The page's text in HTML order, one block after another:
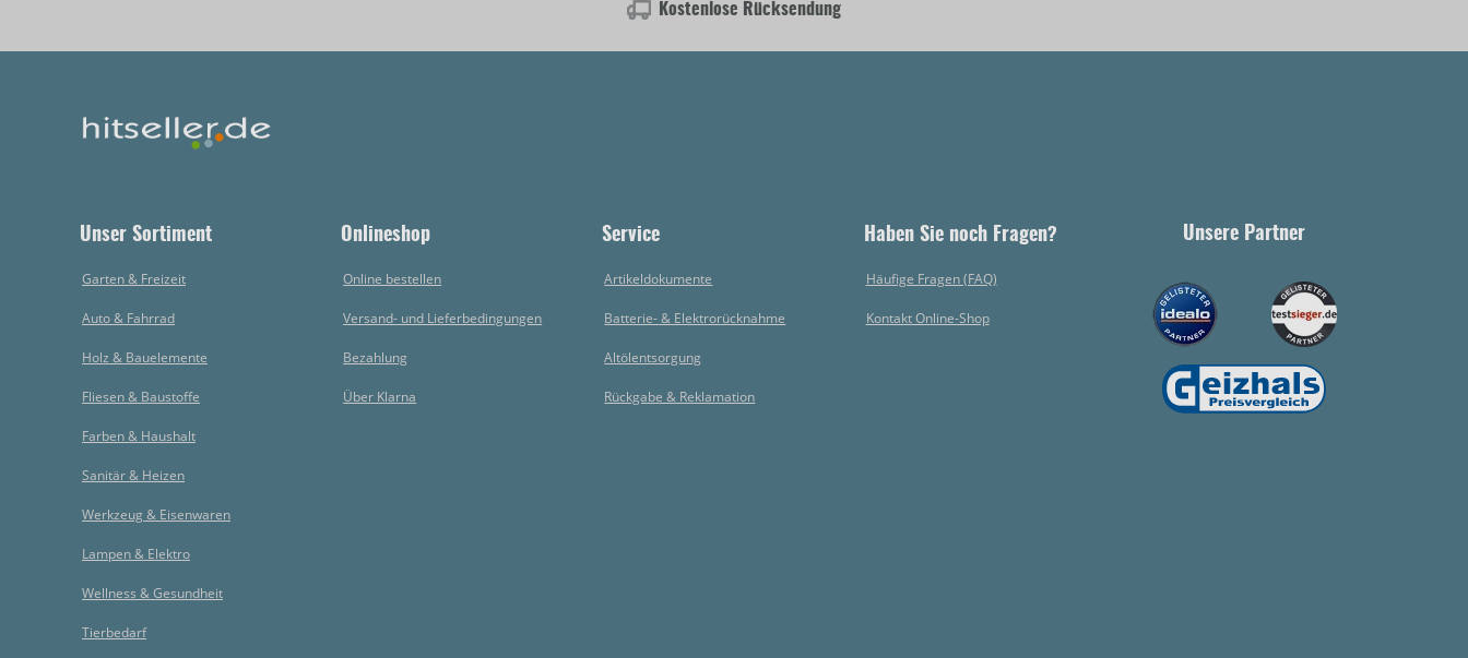
Kostenlose Rücksendung
Unser Sortiment
Garten & Freizeit
Auto & Fahrrad
Holz & Bauelemente
Fliesen & Baustoffe
Farben & Haushalt
Sanitär & Heizen
Werkzeug & Eisenwaren
Lampen & Elektro
Wellness & Gesundheit
Tierbedarf
Onlineshop
Online bestellen
Versand- und Lieferbedingungen
Bezahlung
Über Klarna
Service
Artikeldokumente
Batterie- & Elektrorücknahme
Altölentsorgung
Rückgabe & Reklamation
Haben Sie noch Fragen?
Häufige Fragen (FAQ)
Kontakt Online-Shop
Unsere Partner